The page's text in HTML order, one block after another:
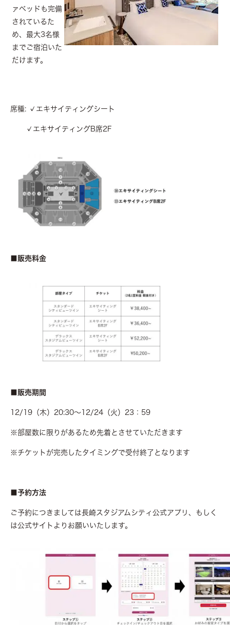
ァベッドも完備
されているた
め、最大3名様
までご宿泊いた
だけます。
席種: ✓エキサイティングシート
✓エキサイティングB席2F
■販売料金
■販売期間
12/19（木）20:30～12/24（火）23：59
※部屋数に限りがあるため先着とさせていただきます
※チケットが完売したタイミングで受付終了となります
■予約方法
ご予約につきましては長崎スタジアムシティ公式アプリ、もしく
は公式サイトよりお願いいたします。